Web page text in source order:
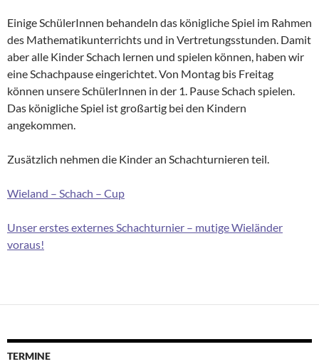
Einige SchülerInnen behandeln das königliche Spiel im Rahmen
des Mathematikunterrichts und in Vertretungsstunden. Damit
aber alle Kinder Schach lernen und spielen können, haben wir
eine Schachpause eingerichtet. Von Montag bis Freitag
können unsere SchülerInnen in der 1. Pause Schach spielen.
Das königliche Spiel ist großartig bei den Kindern
angekommen.
Zusätzlich nehmen die Kinder an Schachturnieren teil.
Wieland – Schach – Cup
Unser erstes externes Schachturnier – mutige Wieländer
voraus!
TERMINE